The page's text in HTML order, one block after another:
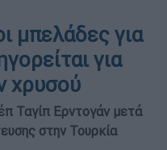
μπελάδες για
για
χρυσού
Ταγίπ Ερντογάν μετά
στην Τουρκία